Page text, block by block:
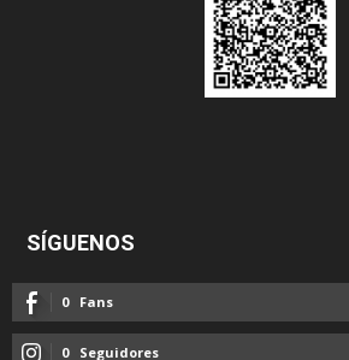
SÍGUENOS
0 Fans
0 Seguidores